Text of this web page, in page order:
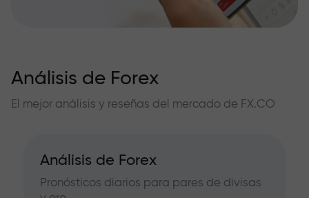
Análisis de Forex
El mejor análisis y reseñas del mercado de FX.CO
Análisis de Forex
Pronósticos diarios para pares de divisas